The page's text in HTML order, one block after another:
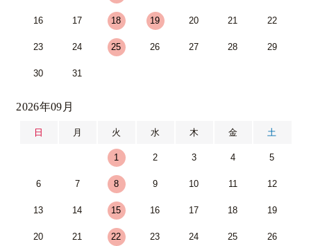
16 17 18 19 20 21 22
23 24 25 26 27 28 29
30 31
2026年09月
日 月 火 水 木 金 土
1 2 3 4 5
6 7 8 9 10 11 12
13 14 15 16 17 18 19
20 21 22 23 24 25 26